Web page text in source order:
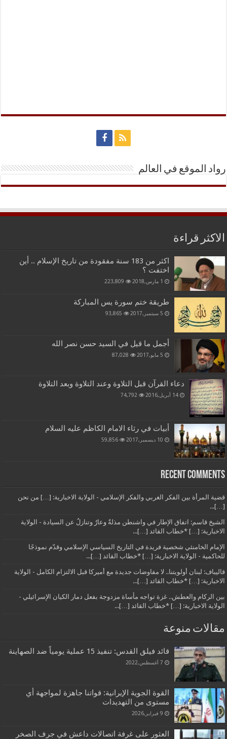
رواد الموقع في العالم
الاكثر قراءة
اكثر من 183 سنة مفقودة من تاريخ الإسلام .. أين
اختفت ؟
1 مارس,2018 223,809
طريقة ختم سورة يس المباركة
5 سبتمبر,2017 93,865
أجمل ما قيل في السيد حسن نصر الله
5 مايو,2017 87,028
دعاء القرآن قبل التلاوة وعند التلاوة وبعد التلاوة
14 أبريل,2016 74,792
أبيات في رثاء الامام الكاظم عليه السلام
10 ديسمبر,2017 59,856
Recent Comments
قضية المرأة بين الفكر الغربي والفكر الإسلامي - الولاية الاخبارية: […] من نحن
[…]...
الشيخ قاسم: اتفاق الإطار في واشنطن مذلةٌ وعارٌ وتنازلٌ عن السيادة - الولاية
الاخبارية: […] *خطاب القائد […]...
الإمام الخامنئي شخصية فريدة في التاريخ السياسي الإسلامي وقدّم نموذجًا
للحاكمية - الولاية الاخبارية: […] *خطاب القائد […]...
قاليباف: لبنان أولويتنا.. لا مفاوضات جديدة مع أميركا قبل الالتزام الكامل - الولاية
الاخبارية: […] *خطاب القائد […]...
بين الركام والعطش.. غزة تواجه مأساة مزدوجة بفعل دمار الكيان الإسرائيلي -
الولاية الاخبارية: […] *خطاب القائد […]...
مقالات منوعة
قائد فيلق القدس: تنفيذ 15 عملية يومياً ضد الصهاينة
7 أغسطس,2022
القوة الجوية الإيرانية: قواتنا جاهزة لمواجهة أي
مستوى من التهديدات
9 فبراير,2026
العثور على غرفة اتصالات داعش في جرف الصخر